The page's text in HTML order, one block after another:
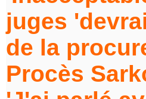
juges
de la
Procès